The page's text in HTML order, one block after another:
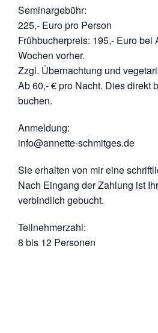
Seminargebühr:
225,- Euro pro Person
Frühbucherpreis: 195,- Euro bei
Wochen vorher.
Zzgl. Übernachtung und
Ab 60,- € pro Nacht. Dies direkt
buchen.
Anmeldung:
info@annette-schmitges.de
Sie erhalten von mir eine
Nach Eingang der Zahlung ist
verbindlich gebucht.
Teilnehmerzahl:
8 bis 12 Personen